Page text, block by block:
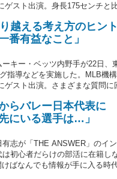
ゲスト出演。身長175センチと
越える考え方のヒン
番有益なこと」
キー・ベッツ内野手が22日、
指導などを実施した。MLB機
ゲスト出演。さまざまな質問
らバレー日本代表
にいる選手は…」
志が「THE ANSWER」のイ
初心者だらけの部活に在籍し
ばなんでも情報が手に入る時